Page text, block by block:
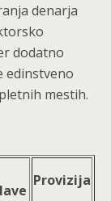
denarja
dodatno
edinstveno
mestih.
Provizija